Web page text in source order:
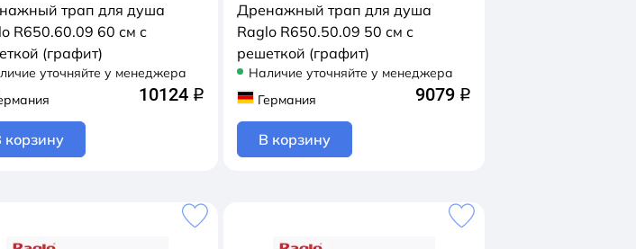
трап для душа
R650.60.09 60 см с
(графит)
уточняйте у менеджера
10124 q
корзину
Дренажный трап для душа
Raglo R650.50.09 50 см с
решеткой (графит)
Наличие уточняйте у менеджера
Германия
9079 q
В корзину